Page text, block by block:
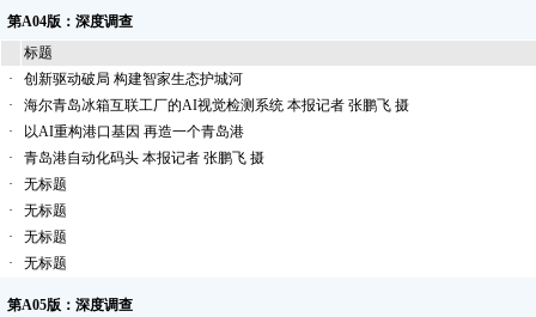
第A04版：深度调查
标题
·
创新驱动破局 构建智家生态护城河
·
海尔青岛冰箱互联工厂的AI视觉检测系统 本报记者 张鹏飞 摄
·
以AI重构港口基因 再造一个青岛港
·
青岛港自动化码头 本报记者 张鹏飞 摄
·
无标题
·
无标题
·
无标题
·
无标题
第A05版：深度调查